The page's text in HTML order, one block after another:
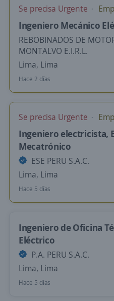
Se precisa Urgente
Ingeniero Mecánico
REBOBINADOS DE
MONTALVO E.I.R.L.
Lima, Lima
Hace 2 días
Se precisa Urgente
Ingeniero electricista,
Mecatrónico
ESE PERU S.A.C.
Lima, Lima
Hace 5 días
Ingeniero de Oficina
Eléctrico
P.A. PERU S.A.C.
Lima, Lima
Hace 5 días